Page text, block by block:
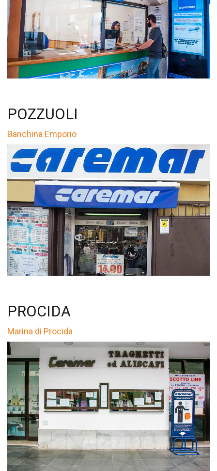
POZZUOLI
Banchina Emporio
PROCIDA
Marina di Procida